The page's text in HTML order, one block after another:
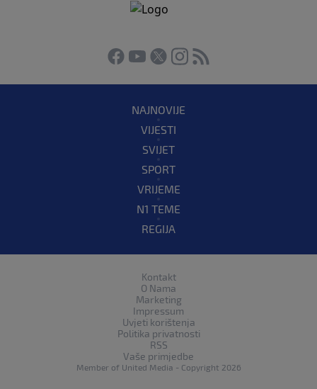
NAJNOVIJE
VIJESTI
SVIJET
SPORT
VRIJEME
N1 TEME
REGIJA
Kontakt
O Nama
Marketing
Impressum
Uvjeti korištenja
Politika privatnosti
RSS
Vaše primjedbe
Member of United Media - Copyright 2026